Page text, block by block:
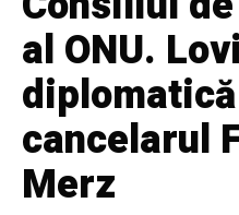
al ONU.
cancelarul
Merz